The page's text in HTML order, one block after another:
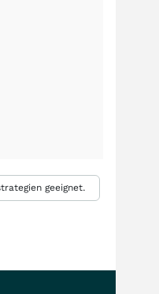
geeignet.